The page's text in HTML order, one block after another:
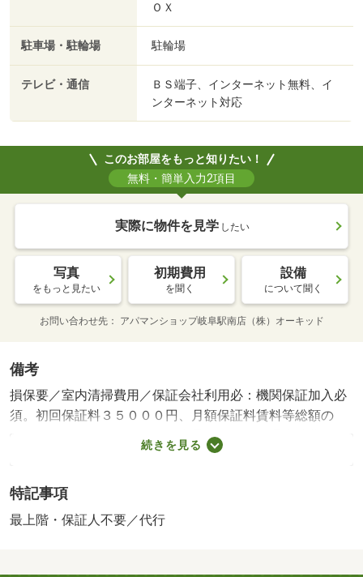
ＯＸ
駐車場・駐輪場 駐輪場
テレビ・通信
ＢＳ端子、インターネット無料、イ
ンターネット対応
このお部屋をもっと知りたい！
無料・簡単入力2項目
実際に物件を見学 したい
写真
をもっと見たい
初期費用
を聞く
設備
について聞く
お問い合わせ先 アパマンショップ岐阜駅南店（株）オーキッド
備考
損保要／室内清掃費用／保証会社利用必：機関保証加入必
須。初回保証料３５０００円、月額保証料賃料等総額の
１％＋８００円／月（その他商品あり）／［退去時費用
退去費用実費精算※故意・過失等別途実費］ＬＰガス料金
ームクリーニング料金に、エアコンクリーニング費用を含
みます。町会費５００円／月 保証会社：株式会社イン
続きを見る
特記事項
最上階・保証人不要／代行